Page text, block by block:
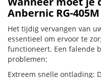
Anbernic RG-
Het tijdig vervangen van
essentieel om ervoor te
functioneert. Een falende
problemen:
Extreem snelle ontlading: